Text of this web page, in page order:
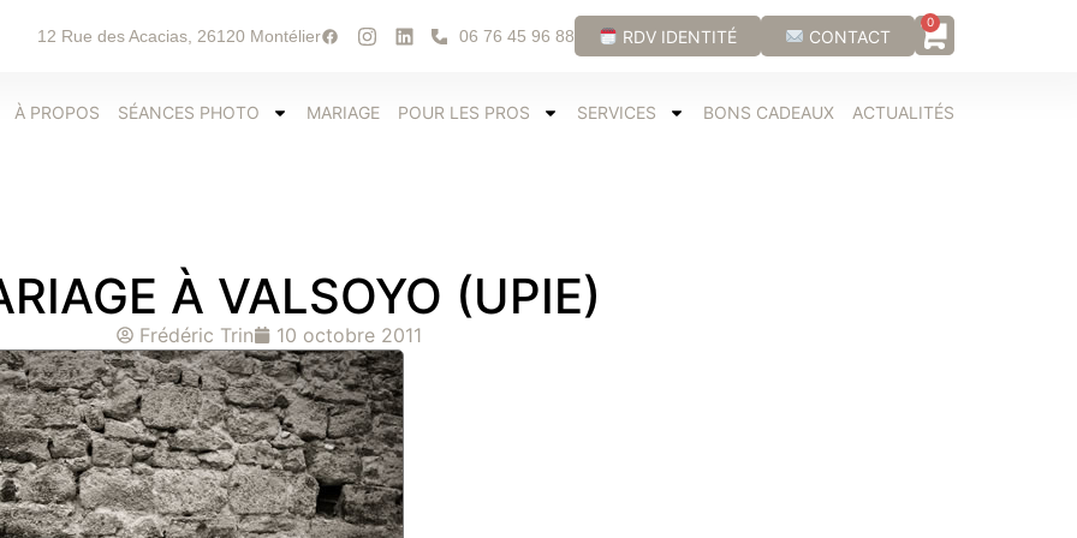
12 Rue des Acacias, 26120 Montélier 06 76 45 96 88 RDV IDENTITÉ CONTACT
0
À PROPOS SÉANCES PHOTO MARIAGE POUR LES PROS SERVICES BONS CADEAUX ACTUALITÉS
À VALSOYO (UPIE)
Frédéric Trin 10 octobre 2011